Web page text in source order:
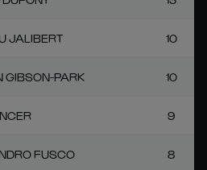
JALIBERT 10
GIBSON-PARK 10
9
FUSCO 8